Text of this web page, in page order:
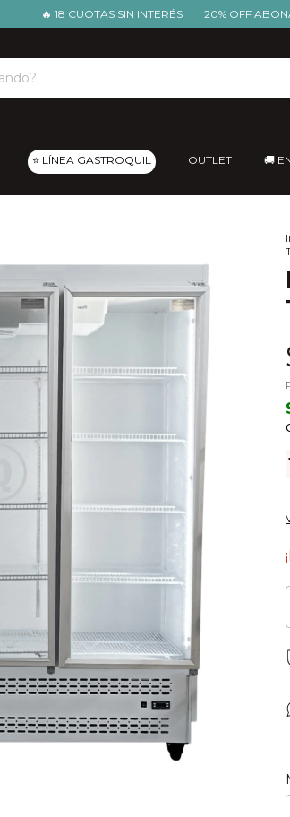
🔥 18 CUOTAS SIN INTERÉS 20% OFF ABONANDO
⭐ LÍNEA GASTROQUIL OUTLET 🚚